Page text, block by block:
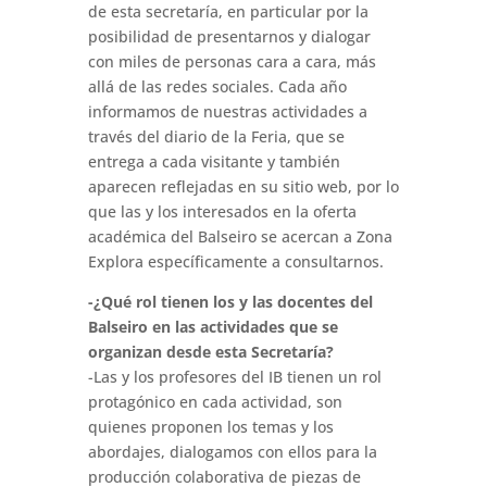
de esta secretaría, en particular por la
posibilidad de presentarnos y dialogar
con miles de personas cara a cara, más
allá de las redes sociales. Cada año
informamos de nuestras actividades a
través del diario de la Feria, que se
entrega a cada visitante y también
aparecen reflejadas en su sitio web, por lo
que las y los interesados en la oferta
académica del Balseiro se acercan a Zona
Explora específicamente a consultarnos.
-¿Qué rol tienen los y las docentes del
Balseiro en las actividades que se
organizan desde esta Secretaría?
-Las y los profesores del IB tienen un rol
protagónico en cada actividad, son
quienes proponen los temas y los
abordajes, dialogamos con ellos para la
producción colaborativa de piezas de